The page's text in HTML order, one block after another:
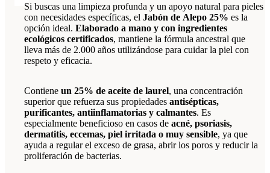
Si buscas una limpieza profunda y un apoyo natural para pieles
con necesidades específicas, el Jabón de Alepo 25% es la
opción ideal. Elaborado a mano y con ingredientes
ecológicos certificados, mantiene la fórmula ancestral que
lleva más de 2.000 años utilizándose para cuidar la piel con
respeto y eficacia.
Contiene un 25% de aceite de laurel, una concentración
superior que refuerza sus propiedades antisépticas,
purificantes, antiinflamatorias y calmantes. Es
especialmente beneficioso en casos de acné, psoriasis,
dermatitis, eccemas, piel irritada o muy sensible, ya que
ayuda a regular el exceso de grasa, abrir los poros y reducir la
proliferación de bacterias.